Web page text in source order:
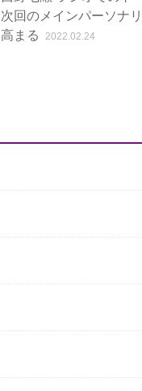
次回のメインパーソナ
高まる
2022.02.24